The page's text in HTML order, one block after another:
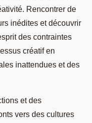
Rencontrer de
inédites et découvrir
des contraintes
créatif en
inattendues et des
et des
vers des cultures